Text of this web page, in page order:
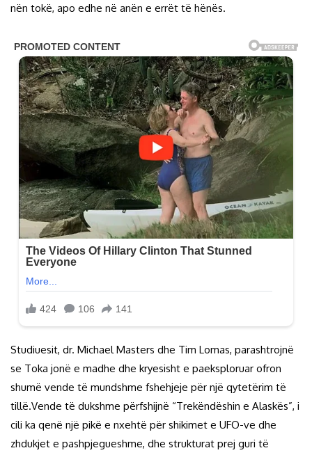
nën tokë, apo edhe në anën e errët të hënës.
Studiuesit, dr. Michael Masters dhe Tim Lomas, parashtrojnë
se Toka jonë e madhe dhe kryesisht e paeksploruar ofron
shumë vende të mundshme fshehjeje për një qytetërim të
tillë.Vende të dukshme përfshijnë “Trekëndëshin e Alaskës”, i
cili ka qenë një pikë e nxehtë për shikimet e UFO-ve dhe
zhdukjet e pashpjegueshme, dhe strukturat prej guri të